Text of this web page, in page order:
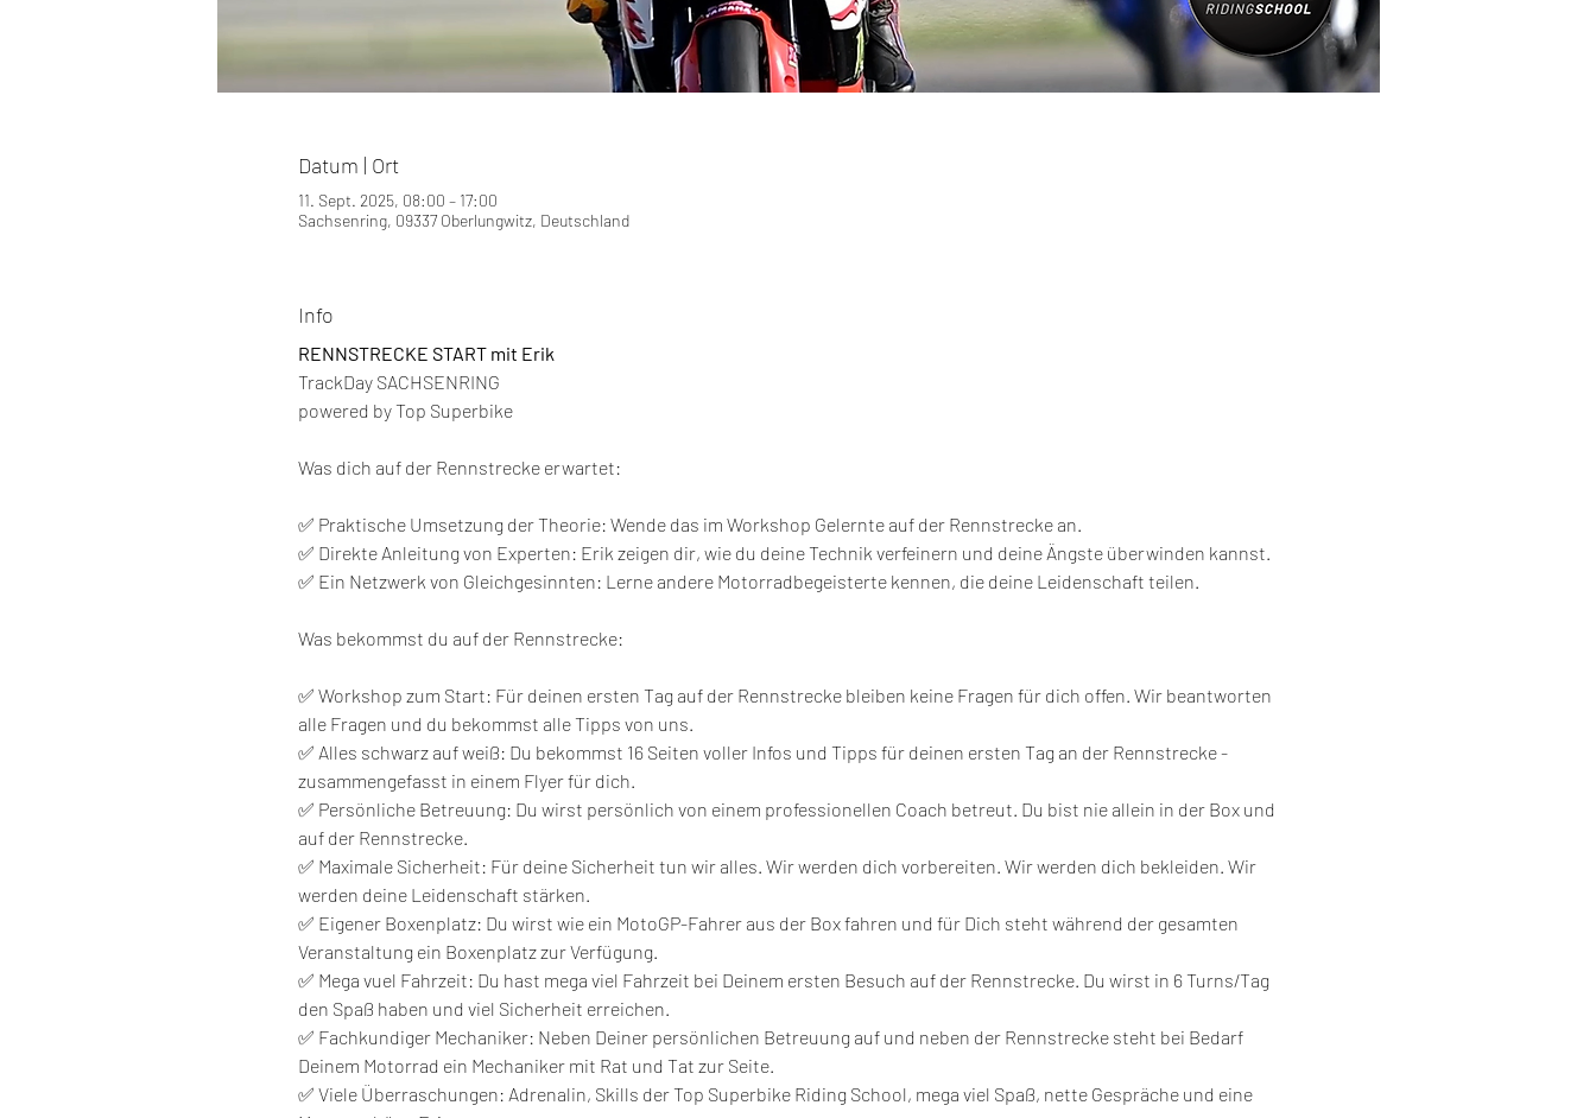
Datum | Ort
11. Sept. 2025, 08:00 – 17:00
Sachsenring, 09337 Oberlungwitz, Deutschland
Info
RENNSTRECKE START mit Erik
TrackDay SACHSENRING
powered by Top Superbike
Was dich auf der Rennstrecke erwartet:
✅ Praktische Umsetzung der Theorie: Wende das im Workshop Gelernte auf der Rennstrecke an.
✅ Direkte Anleitung von Experten: Erik zeigen dir, wie du deine Technik verfeinern und deine Ängste überwinden kannst.
✅ Ein Netzwerk von Gleichgesinnten: Lerne andere Motorradbegeisterte kennen, die deine Leidenschaft teilen.
Was bekommst du auf der Rennstrecke:
✅ Workshop zum Start: Für deinen ersten Tag auf der Rennstrecke bleiben keine Fragen für dich offen. Wir beantworten
alle Fragen und du bekommst alle Tipps von uns.
✅ Alles schwarz auf weiß: Du bekommst 16 Seiten voller Infos und Tipps für deinen ersten Tag an der Rennstrecke -
zusammengefasst in einem Flyer für dich.
✅ Persönliche Betreuung: Du wirst persönlich von einem professionellen Coach betreut. Du bist nie allein in der Box und
auf der Rennstrecke.
✅ Maximale Sicherheit: Für deine Sicherheit tun wir alles. Wir werden dich vorbereiten. Wir werden dich bekleiden. Wir
werden deine Leidenschaft stärken.
✅ Eigener Boxenplatz: Du wirst wie ein MotoGP-Fahrer aus der Box fahren und für Dich steht während der gesamten
Veranstaltung ein Boxenplatz zur Verfügung.
✅ Mega vuel Fahrzeit: Du hast mega viel Fahrzeit bei Deinem ersten Besuch auf der Rennstrecke. Du wirst in 6 Turns/Tag
den Spaß haben und viel Sicherheit erreichen.
✅ Fachkundiger Mechaniker: Neben Deiner persönlichen Betreuung auf und neben der Rennstrecke steht bei Bedarf
Deinem Motorrad ein Mechaniker mit Rat und Tat zur Seite.
✅ Viele Überraschungen: Adrenalin, Skills der Top Superbike Riding School, mega viel Spaß, nette Gespräche und eine